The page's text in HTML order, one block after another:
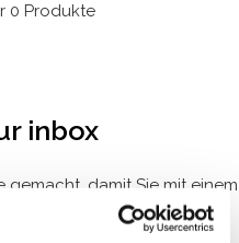
0 Produkte
inbox
damit Sie mit einem